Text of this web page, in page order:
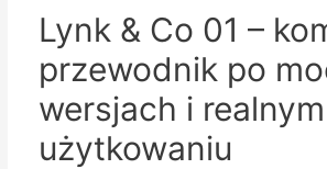
realne
wrażenia
z
jazdy
Lynk & Co 01 –
przewodnik po
wersjach i realnym
użytkowaniu